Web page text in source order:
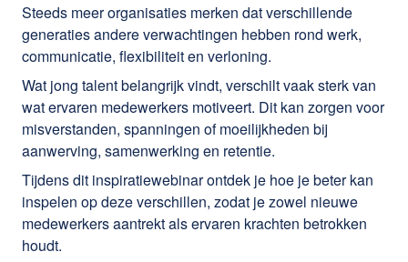
Steeds meer organisaties merken dat verschillende
generaties andere verwachtingen hebben rond werk,
communicatie, flexibiliteit en verloning.
Wat jong talent belangrijk vindt, verschilt vaak sterk van
wat ervaren medewerkers motiveert. Dit kan zorgen voor
misverstanden, spanningen of moeilijkheden bij
aanwerving, samenwerking en retentie.
Tijdens dit inspiratiewebinar ontdek je hoe je beter kan
inspelen op deze verschillen, zodat je zowel nieuwe
medewerkers aantrekt als ervaren krachten betrokken
houdt.